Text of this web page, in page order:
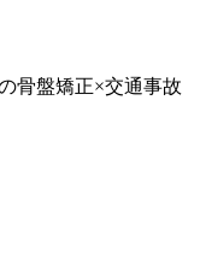
骨盤矯正×交通事故